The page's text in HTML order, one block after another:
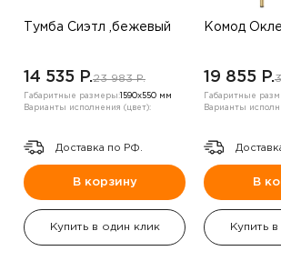
Тумба Сиэтл ,бежевый
14 535 P.23 983 P.
Габаритные размеры: 1590х550 мм
Варианты исполнения (цвет):
Доставка по РФ.
В корзину
Купить в один клик
Комод
19 855 P.
Габаритные
Варианты
В
Купить